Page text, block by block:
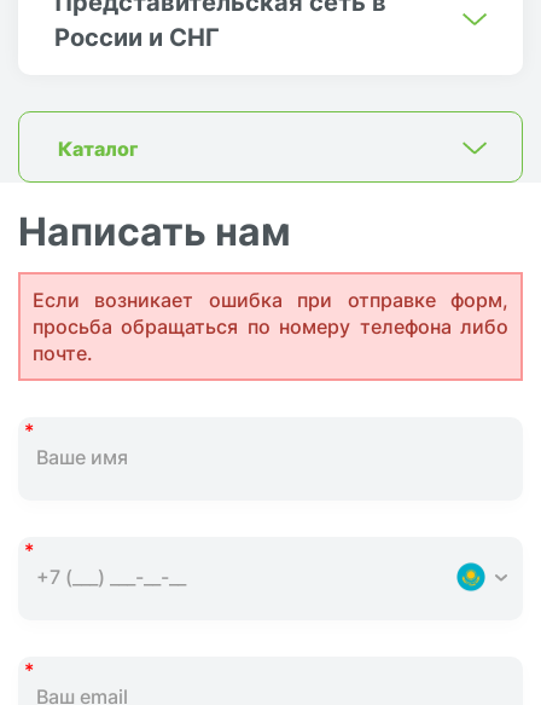
России и СНГ
Каталог
Написать нам
Если возникает ошибка при отправке форм,
просьба обращаться по номеру телефона либо
почте.